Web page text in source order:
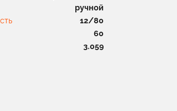
ручной
12/80
60
3.059